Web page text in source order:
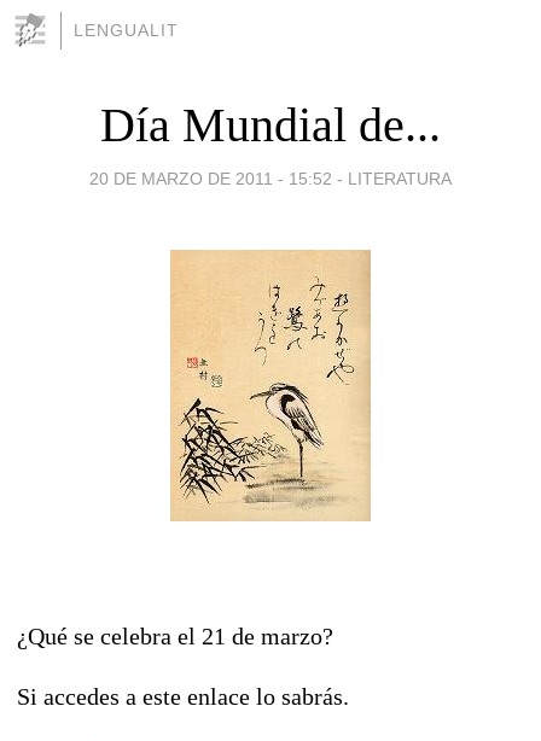
LENGUALIT
Día Mundial de...
20 DE MARZO DE 2011 - 15:52 - LITERATURA
¿Qué se celebra el 21 de marzo?
Si accedes a este enlace lo sabrás.